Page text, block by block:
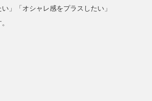
」「オシャレ感をプラスしたい」